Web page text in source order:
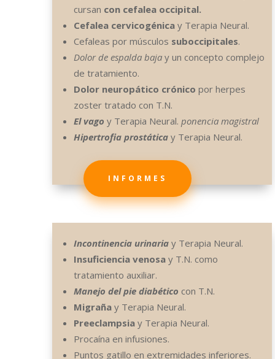
cursan con cefalea occipital.
Cefalea cervicogénicay Terapia Neural.
Cefaleas por músculos suboccipitales.
Dolor de espalda bajay un concepto complejo
de tratamiento.
Dolor neuropático crónico por herpes
zoster tratado con T.N.
El vago y Terapia Neural. ponencia magistral
Hipertrofia prostáticay Terapia Neural.
INFORMES
Incontinencia urinariay Terapia Neural.
Insuficiencia venosay T.N. como
tratamiento auxiliar.
Manejo del pie diabético con T.N.
Migrañay Terapia Neural.
Preeclampsiay Terapia Neural.
Procaína en infusiones.
Puntos gatillo en extremidades inferiores.